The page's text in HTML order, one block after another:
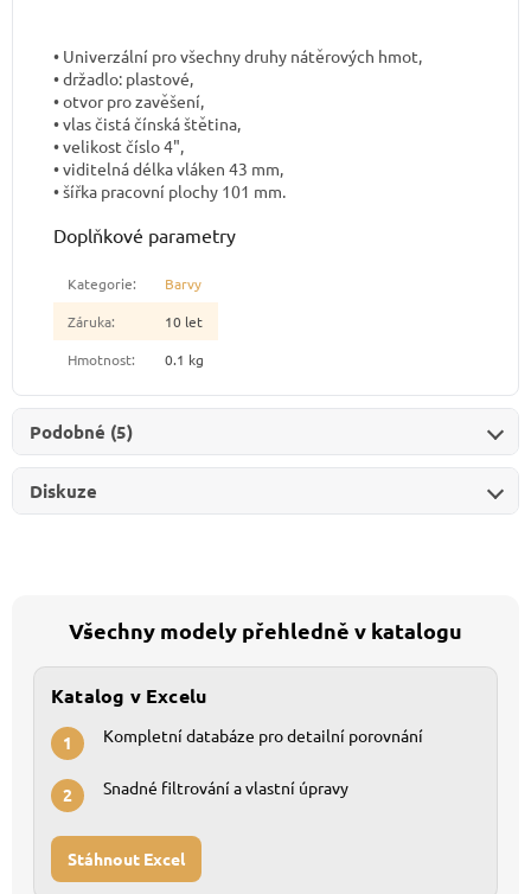
• Univerzální pro všechny druhy nátěrových hmot,
• držadlo: plastové,
• otvor pro zavěšení,
• vlas čistá čínská štětina,
• velikost číslo 4",
• viditelná délka vláken 43 mm,
• šířka pracovní plochy 101 mm.
Doplňkové parametry
Kategorie:
Barvy
Záruka:
10 let
Hmotnost: 0.1 kg
Podobné (5)
Diskuze
Všechny modely přehledně v katalogu
Katalog v Excelu
1 Kompletní databáze pro detailní porovnání
2 Snadné filtrování a vlastní úpravy
Stáhnout Excel